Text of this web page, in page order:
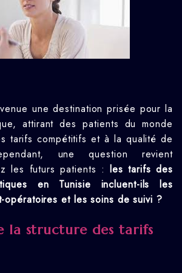
une destination prisée pour la
attirant des patients du monde
tarifs compétitifs et à la qualité de
une question revient
les futurs patients :les tarifs des
en Tunisie incluent-ils les
opératoires et les soins de suivi ?
la structure des tarifs